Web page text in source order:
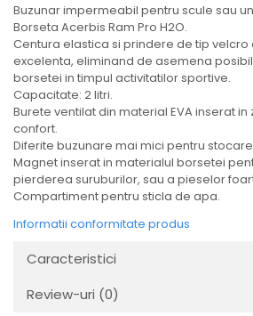
Buzunar impermeabil pentru scule sau
Borseta Acerbis Ram Pro H2O.
Centura elastica si prindere de tip
excelenta, eliminand de asemena
borsetei in timpul activitatilor sportive.
Capacitate: 2 litri.
Burete ventilat din material EVA inserat
confort.
Diferite buzunare mai mici pentru
Magnet inserat in materialul borsetei
pierderea suruburilor, sau a pieselor
Compartiment pentru sticla de apa.
Informatii conformitate produs
Caracteristici
Review-uri (0)